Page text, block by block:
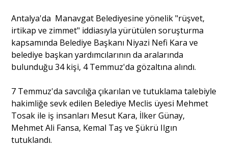
Yorum - Analiz
Söyleşi
Yazı Dizisi
Portre
Antalya'da Manavgat Belediyesine yönelik "rüşvet,
irtikap ve zimmet" iddiasıyla yürütülen soruşturma
kapsamında Belediye Başkanı Niyazi Nefi Kara ve
belediye başkan yardımcılarının da aralarında
bulunduğu 34 kişi, 4 Temmuz'da gözaltına alındı.
7 Temmuz'da savcılığa çıkarılan ve tutuklama talebiyle
hakimliğe sevk edilen Belediye Meclis üyesi Mehmet
Tosak ile iş insanları Mesut Kara, İlker Günay,
Mehmet Ali Fansa, Kemal Taş ve Şükrü Ilgın
tutuklandı.